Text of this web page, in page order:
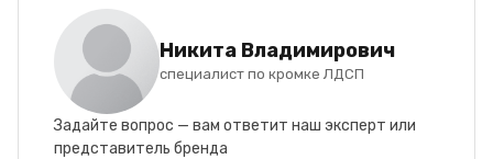
Никита Владимирович
специалист по кромке ЛДСП
Задайте вопрос — вам ответит наш эксперт или
представитель бренда